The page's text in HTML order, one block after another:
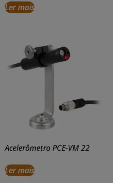
Ler mais
Acelerômetro PCE-VM 22
Ler mais